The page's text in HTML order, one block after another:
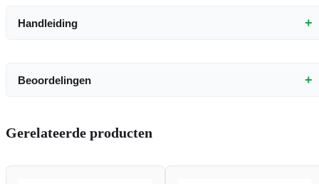
Handleiding +
Beoordelingen +
Gerelateerde producten